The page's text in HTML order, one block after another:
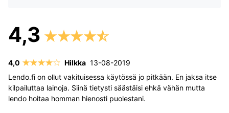
Hilkka 13-08-2019
Lendo.fi on ollut vakituisessa käytössä jo pitkään. En jaksa itse
kilpailuttaa lainoja. Siinä tietysti säästäisi ehkä vähän mutta
lendo hoitaa homman hienosti puolestani.